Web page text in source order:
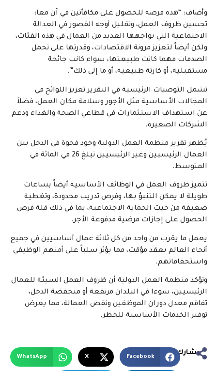
وأضاف: “هذه فرصة للحصول على مكافأتين في آن معا:
تحسين ظروف العمل، وتقليل أوجه القصور في العدالة
الاجتماعية التي يواجهها العديد من العمال في هذه الفئات،
ولكن أيضاً لتعزيز مرونة الاقتصادات، وقدرتها على تحمل
الصدمات مهما كانت طبيعتها، سواء كانت جائحة
مستقبلية، أو كارثة طبيعية، أو ما إلى ذلك”.
تشمل التوصيات الرئيسية في التقرير تعزيز اللوائح في
المجالات الأساسية مثل الأجور وسلامة مكان العمل، فضلاً
عن استهداف الاستثمارات في قطاعي الصحة والغذاء ودعم
الشركات الصغيرة.
يُظهر تقرير منظمة العمل الدولية وجود فجوة في الدخل بين
العمال الرئيسيين وغير الرئيسيين تبلغ 26 في المائة في
المتوسط.
تتميز ظروف العمل في الوظائف الأساسية أيضاً بساعات
طويلة لا يمكن التنبؤ بها، وفرص تدريب محدودة، وتغطية
ضعيفة من حيث الحماية الاجتماعية، بما في ذلك قلة فرص
الحصول على إجازات مرضية مدفوعة الأجر.
يعمل ما يقرب من واحد من كل ثلاثة عمال أساسيين في جميع
أنحاء العالم بعقد مؤقت، مما يؤثر سلباً على أمنهم الوظيفي
واستحقاقاتهم.
وتؤكد منظمة العمل الدولية أن ظروف العمل السيئة للعمال
الرئيسيين، سوءا في البلدان مرتفعة أو منخفضة الدخل،
تفاقم معدل دوران الموظفين ونقص العمالة، مما يعرض
توفير الخدمات الأساسية للخطر.
شارك
Facebook
X
WhatsApp